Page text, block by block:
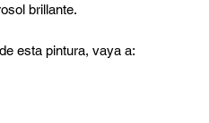
brillante.
esta pintura, vaya a: